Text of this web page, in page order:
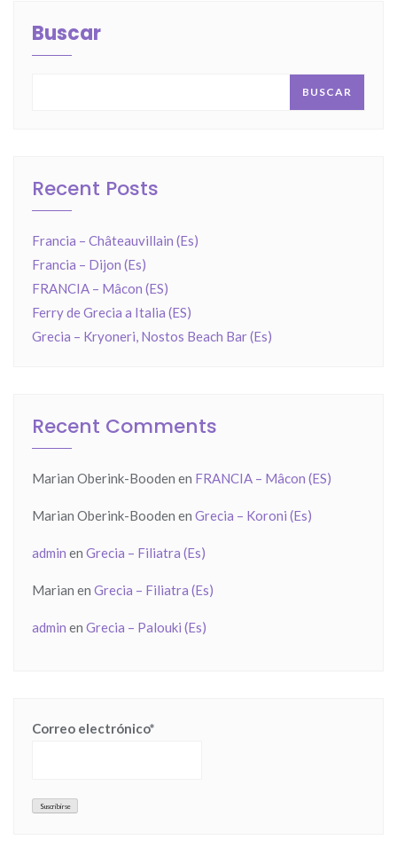
Buscar
BUSCAR
Recent Posts
Francia – Châteauvillain (Es)
Francia – Dijon (Es)
FRANCIA – Mâcon (ES)
Ferry de Grecia a Italia (ES)
Grecia – Kryoneri, Nostos Beach Bar (Es)
Recent Comments
Marian Oberink-Booden en FRANCIA – Mâcon (ES)
Marian Oberink-Booden en Grecia – Koroni (Es)
admin en Grecia – Filiatra (Es)
Marian en Grecia – Filiatra (Es)
admin en Grecia – Palouki (Es)
Correo electrónico*